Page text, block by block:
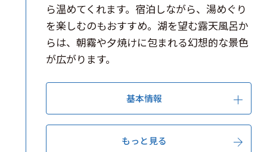
ら温めてくれます。宿泊しながら、湯めぐり
を楽しむのもおすすめ。湖を望む露天風呂か
らは、朝霧や夕焼けに包まれる幻想的な景色
が広がります。
基本情報
もっと見る